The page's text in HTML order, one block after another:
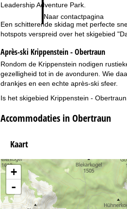
Naar contactpagina
Leadership Adventure Park.
Een schitterende skidag met perfecte
hotspots verspreid over het skigebied
Après-ski Krippenstein - Obertraun
Rondom de Krippenstein nodigen
gezelligheid tot in de avonduren. Wie
drankjes en een echte après-ski sfeer.
Is het skigebied Krippenstein -
Accommodaties in Obertraun
Kaart
+
-